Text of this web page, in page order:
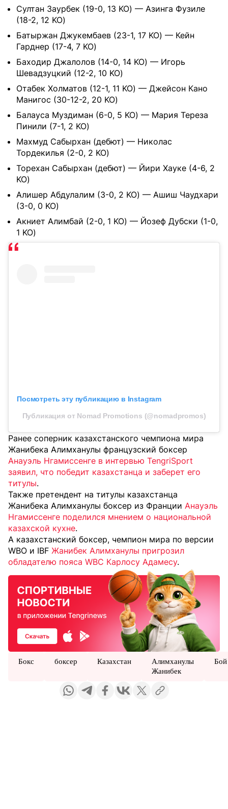
Султан Заурбек (19-0, 13 KO) — Азинга Фузиле
(18-2, 12 KO)
Батыржан Джукембаев (23-1, 17 KO) — Кейн
Гарднер (17-4, 7 KO)
Баходир Джалолов (14-0, 14 KO) — Игорь
Шевадзуцкий (12-2, 10 KO)
Отабек Холматов (12-1, 11 KO) — Джейсон Кано
Манигос (30-12-2, 20 KO)
Балауса Муздиман (6-0, 5 KO) — Мария Тереза
Пинили (7-1, 2 KO)
Махмуд Сабырхан (дебют) — Николас
Тордекилья (2-0, 2 KO)
Торехан Сабырхан (дебют) — Йири Хауке (4-6, 2
KO)
Алишер Абдулалим (3-0, 2 KO) — Ашиш Чаудхари
(3-0, 0 KO)
Акниет Алимбай (2-0, 1 KO) — Йозеф Дубски (1-0,
1 KO)
Посмотреть эту публикацию в Instagram
Публикация от Nomad Promotions (@nomadpromos)
Ранее соперник казахстанского чемпиона мира
Жанибека Алимханулы французский боксер
Анауэль Нгамиссенге в интервью TengriSport
заявил, что победит казахстанца и заберет его
титулы.
Также претендент на титулы казахстанца
Жанибека Алимханулы боксер из Франции Анауэль
Нгамиссенге поделился мнением о национальной
казахской кухне.
А казахстанский боксер, чемпион мира по версии
WBO и IBF Жанибек Алимханулы пригрозил
обладателю пояса WBC Карлосу Адамесу.
Бокс боксер Казахстан
Алимханулы
Жанибек
Бой